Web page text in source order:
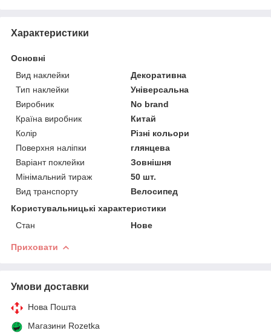
Характеристики
Основні
Вид наклейки
Декоративна
Тип наклейки
Універсальна
Виробник
No brand
Країна виробник
Китай
Колір
Різні кольори
Поверхня наліпки
глянцева
Варіант поклейки
Зовнішня
Мінімальний тираж
50 шт.
Вид транспорту
Велосипед
Користувальницькі характеристики
Стан
Нове
Приховати
Умови доставки
Нова Пошта
Магазини Rozetka